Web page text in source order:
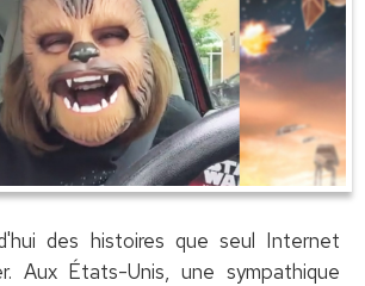
des histoires que seul Internet
Aux États-Unis, une sympathique